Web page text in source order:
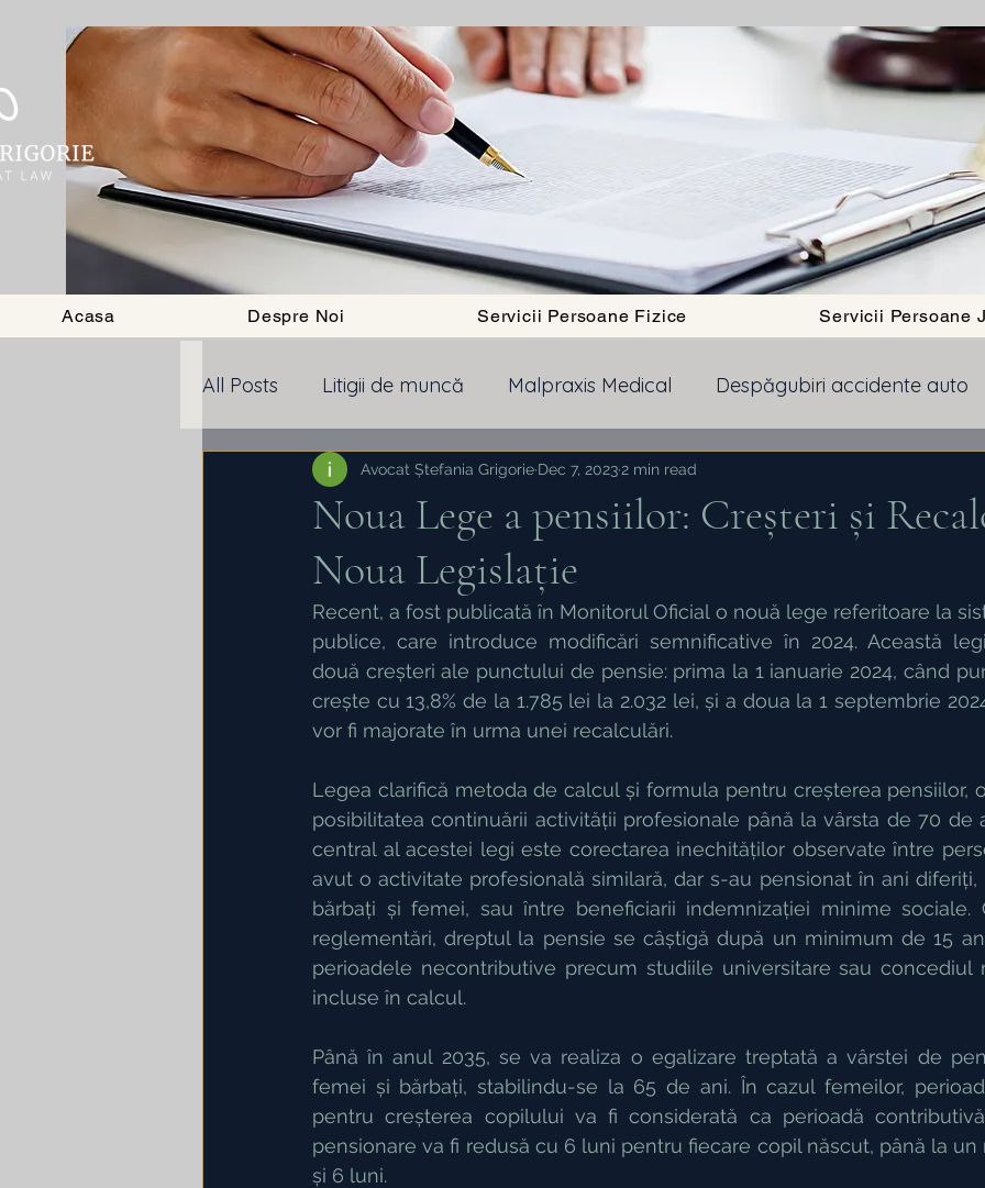
Acasa
Despre Noi Servicii Persoane Fizice Servicii Persoane
All Posts Litigii de muncă Malpraxis Medical Despăgubiri accidente auto
Executare silita Pensii Obtinere Cetatenie Romana
Energie electrica Asociația de Proprietari
Insolventa persoanei juridice Drept Penal Persoane Juridice
Noua Lege a pensiilor: Creșteri și
Noua Legislație
Avocat Ștefania Grigorie Dec 7, 2023 2 min read
Recent, a fost publicată în Monitorul Oficial o nouă lege referitoare la
publice, care introduce modificări semnificative în 2024. Această
două creșteri ale punctului de pensie: prima la 1 ianuarie 2024, când
crește cu 13,8% de la 1.785 lei la 2.032 lei, și a doua la 1 septembrie
vor fi majorate în urma unei recalculări.
Legea clarifică metoda de calcul și formula pentru creșterea pensiilor,
posibilitatea continuării activității profesionale până la vârsta de 70 de
central al acestei legi este corectarea inechităților observate între
avut o activitate profesională similară, dar s-au pensionat în ani
bărbați și femei, sau între beneficiarii indemnizației minime sociale.
reglementări, dreptul la pensie se câștigă după un minimum de 15
perioadele necontributive precum studiile universitare sau concediul
incluse în calcul.
Până în anul 2035, se va realiza o egalizare treptată a vârstei de
femei și bărbați, stabilindu-se la 65 de ani. În cazul femeilor,
pentru creșterea copilului va fi considerată ca perioadă
pensionare va fi redusă cu 6 luni pentru fiecare copil născut, până la un
și 6 luni.